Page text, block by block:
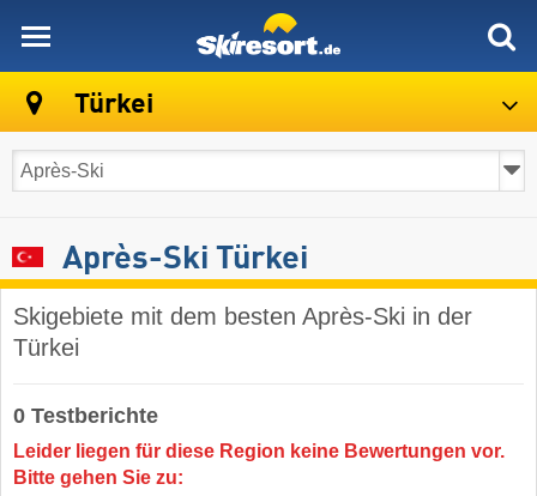
Türkei
Après-Ski Türkei
Skigebiete mit dem besten Après-Ski in der
Türkei
0 Testberichte
Leider liegen für diese Region keine Bewertungen vor.
Bitte gehen Sie zu: